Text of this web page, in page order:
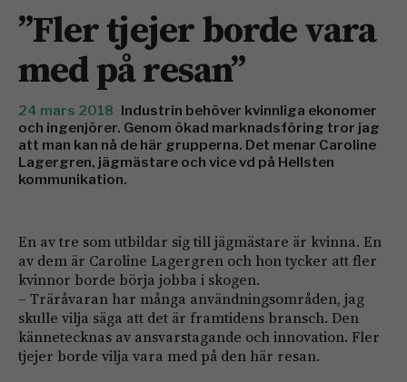
”Fler tjejer borde vara
med på resan”
24 mars 2018 Industrin behöver kvinnliga ekonomer
och ingenjörer. Genom ökad marknadsföring tror jag
att man kan nå de här grupperna. Det menar Caroline
Lagergren, jägmästare och vice vd på Hellsten
kommunikation.
En av tre som utbildar sig till jägmästare är kvinna. En
av dem är Caroline Lagergren och hon tycker att fler
kvinnor borde börja jobba i skogen.
– Träråvaran har många användningsområden, jag
skulle vilja säga att det är framtidens bransch. Den
kännetecknas av ansvarstagande och innovation. Fler
tjejer borde vilja vara med på den här resan.